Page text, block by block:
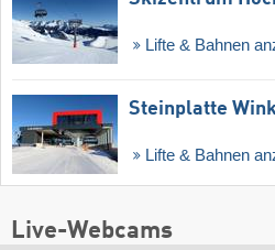
Lifte & Bahnen
Steinplatte
Lifte & Bahnen
Live-Webcams